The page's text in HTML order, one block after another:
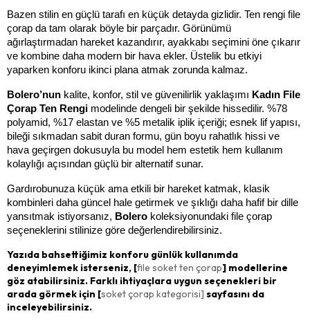
Bazen stilin en güçlü tarafı en küçük detayda gizlidir. Ten rengi file
çorap da tam olarak böyle bir parçadır. Görünümü
ağırlaştırmadan hareket kazandırır, ayakkabı seçimini öne çıkarır
ve kombine daha modern bir hava ekler. Üstelik bu etkiyi
yaparken konforu ikinci plana atmak zorunda kalmaz.
Bolero’nun kalite, konfor, stil ve güvenilirlik yaklaşımı Kadın File
Çorap Ten Rengi modelinde dengeli bir şekilde hissedilir. %78
polyamid, %17 elastan ve %5 metalik iplik içeriği; esnek lif yapısı,
bileği sıkmadan sabit duran formu, gün boyu rahatlık hissi ve
hava geçirgen dokusuyla bu model hem estetik hem kullanım
kolaylığı açısından güçlü bir alternatif sunar.
Gardırobunuza küçük ama etkili bir hareket katmak, klasik
kombinleri daha güncel hale getirmek ve şıklığı daha hafif bir dille
yansıtmak istiyorsanız, Bolero koleksiyonundaki file çorap
seçeneklerini stilinize göre değerlendirebilirsiniz.
Yazıda bahsettiğimiz konforu günlük kullanımda
deneyimlemek isterseniz, [file soket ten çorap] modellerine
göz atabilirsiniz. Farklı ihtiyaçlara uygun seçenekleri bir
arada görmek için [soket çorap kategorisi] sayfasını da
inceleyebilirsiniz.